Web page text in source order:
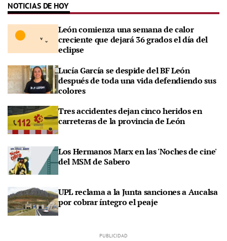
NOTICIAS DE HOY
León comienza una semana de calor
creciente que dejará 36 grados el día del
eclipse
Lucía García se despide del BF León
después de toda una vida defendiendo sus
colores
Tres accidentes dejan cinco heridos en
carreteras de la provincia de León
Los Hermanos Marx en las 'Noches de cine'
del MSM de Sabero
UPL reclama a la Junta sanciones a Aucalsa
por cobrar íntegro el peaje